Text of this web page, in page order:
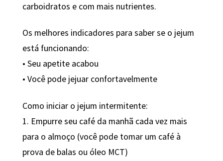
carboidratos e com mais nutrientes.
Os melhores indicadores para saber se o jejum
está funcionando:
• Seu apetite acabou
• Você pode jejuar confortavelmente
Como iniciar o jejum intermitente:
1. Empurre seu café da manhã cada vez mais
para o almoço (você pode tomar um café à
prova de balas ou óleo MCT)